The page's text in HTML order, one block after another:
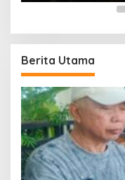
Berita Utama